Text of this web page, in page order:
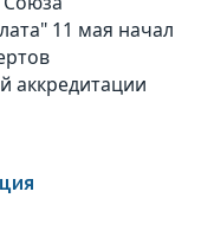
11 мая начал
аккредитации